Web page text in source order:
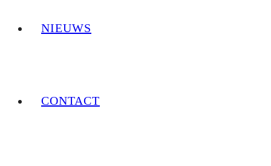
NIEUWS
CONTACT